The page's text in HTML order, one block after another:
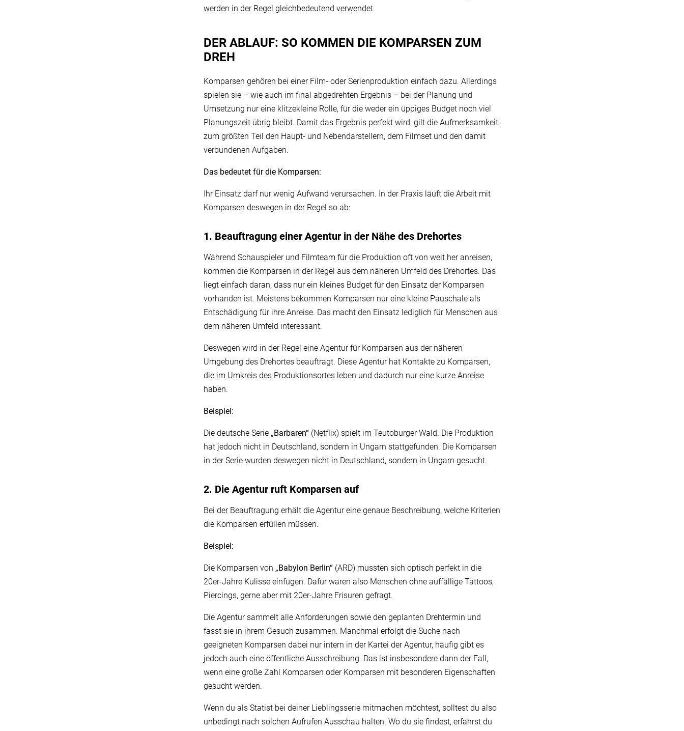
werden in der Regel gleichbedeutend verwendet.
DER ABLAUF: SO KOMMEN DIE KOMPARSEN ZUM
DREH
Komparsen gehören bei einer Film- oder Serienproduktion einfach dazu. Allerdings
spielen sie – wie auch im final abgedrehten Ergebnis – bei der Planung und
Umsetzung nur eine klitzekleine Rolle, für die weder ein üppiges Budget noch viel
Planungszeit übrig bleibt. Damit das Ergebnis perfekt wird, gilt die Aufmerksamkeit
zum größten Teil den Haupt- und Nebendarstellern, dem Filmset und den damit
verbundenen Aufgaben.
Das bedeutet für die Komparsen:
Ihr Einsatz darf nur wenig Aufwand verursachen. In der Praxis läuft die Arbeit mit
Komparsen deswegen in der Regel so ab:
1. Beauftragung einer Agentur in der Nähe des Drehortes
Während Schauspieler und Filmteam für die Produktion oft von weit her anreisen,
kommen die Komparsen in der Regel aus dem näheren Umfeld des Drehortes. Das
liegt einfach daran, dass nur ein kleines Budget für den Einsatz der Komparsen
vorhanden ist. Meistens bekommen Komparsen nur eine kleine Pauschale als
Entschädigung für ihre Anreise. Das macht den Einsatz lediglich für Menschen aus
dem näheren Umfeld interessant.
Deswegen wird in der Regel eine Agentur für Komparsen aus der näheren
Umgebung des Drehortes beauftragt. Diese Agentur hat Kontakte zu Komparsen,
die im Umkreis des Produktionsortes leben und dadurch nur eine kurze Anreise
haben.
Beispiel:
Die deutsche Serie „Barbaren“ (Netflix) spielt im Teutoburger Wald. Die Produktion
hat jedoch nicht in Deutschland, sondern in Ungarn stattgefunden. Die Komparsen
in der Serie wurden deswegen nicht in Deutschland, sondern in Ungarn gesucht.
2. Die Agentur ruft Komparsen auf
Bei der Beauftragung erhält die Agentur eine genaue Beschreibung, welche Kriterien
die Komparsen erfüllen müssen.
Beispiel:
Die Komparsen von „Babylon Berlin“ (ARD) mussten sich optisch perfekt in die
20er-Jahre Kulisse einfügen. Dafür waren also Menschen ohne auffällige Tattoos,
Piercings, gerne aber mit 20er-Jahre Frisuren gefragt.
Die Agentur sammelt alle Anforderungen sowie den geplanten Drehtermin und
fasst sie in ihrem Gesuch zusammen. Manchmal erfolgt die Suche nach
geeigneten Komparsen dabei nur intern in der Kartei der Agentur, häufig gibt es
jedoch auch eine öffentliche Ausschreibung. Das ist insbesondere dann der Fall,
wenn eine große Zahl Komparsen oder Komparsen mit besonderen Eigenschaften
gesucht werden.
Wenn du als Statist bei deiner Lieblingsserie mitmachen möchtest, solltest du also
unbedingt nach solchen Aufrufen Ausschau halten. Wo du sie findest, erfährst du